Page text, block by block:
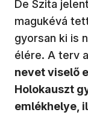
De Szita
magukévá
gyorsan ki is
élére. A terv
nevet viselő
Holokauszt
emlékhelye,